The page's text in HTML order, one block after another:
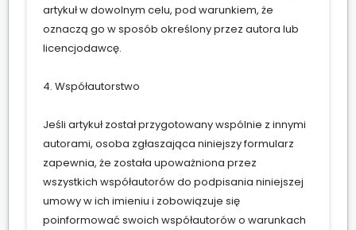
artykuł w dowolnym celu, pod warunkiem, że
oznaczą go w sposób określony przez autora lub
licencjodawcę.
4. Współautorstwo
Jeśli artykuł został przygotowany wspólnie z innymi
autorami, osoba zgłaszająca niniejszy formularz
zapewnia, że została upoważniona przez
wszystkich współautorów do podpisania niniejszej
umowy w ich imieniu i zobowiązuje się
poinformować swoich współautorów o warunkach